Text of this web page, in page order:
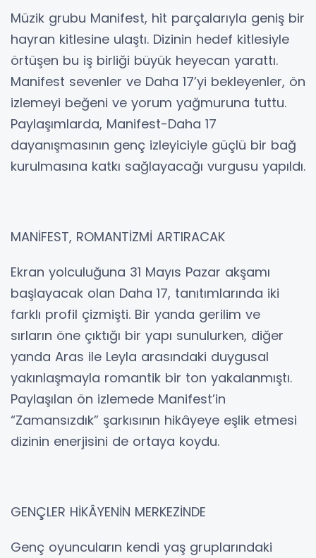
Müzik grubu Manifest, hit parçalarıyla geniş bir
hayran kitlesine ulaştı. Dizinin hedef kitlesiyle
örtüşen bu iş birliği büyük heyecan yarattı.
Manifest sevenler ve Daha 17’yi bekleyenler, ön
izlemeyi beğeni ve yorum yağmuruna tuttu.
Paylaşımlarda, Manifest-Daha 17
dayanışmasının genç izleyiciyle güçlü bir bağ
kurulmasına katkı sağlayacağı vurgusu yapıldı.
MANİFEST, ROMANTİZMİ ARTIRACAK
Ekran yolculuğuna 31 Mayıs Pazar akşamı
başlayacak olan Daha 17, tanıtımlarında iki
farklı profil çizmişti. Bir yanda gerilim ve
sırların öne çıktığı bir yapı sunulurken, diğer
yanda Aras ile Leyla arasındaki duygusal
yakınlaşmayla romantik bir ton yakalanmıştı.
Paylaşılan ön izlemede Manifest’in
“Zamansızdık” şarkısının hikâyeye eşlik etmesi
dizinin enerjisini de ortaya koydu.
GENÇLER HİKÂYENİN MERKEZİNDE
Genç oyuncuların kendi yaş gruplarındaki